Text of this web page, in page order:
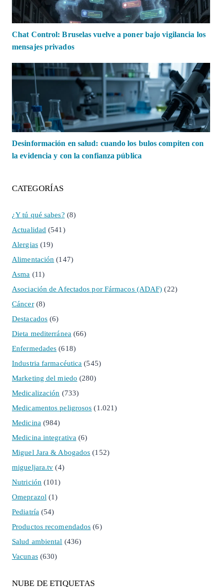
Chat Control: Bruselas vuelve a poner bajo vigilancia los
mensajes privados
Desinformación en salud: cuando los bulos compiten con
la evidencia y con la confianza pública
CATEGORÍAS
¿Y tú qué sabes? (8)
Actualidad (541)
Alergias(19)
Alimentación (147)
Asma (11)
Asociación de Afectados por Fármacos (ADAF) (22)
Cáncer(8)
Destacados (6)
Dieta mediterránea (66)
Enfermedades (618)
Industria farmacéutica (545)
Marketing del miedo (280)
Medicalización (733)
Medicamentos peligrosos (1.021)
Medicina (984)
Medicina integrativa (6)
Miguel Jara & Abogados (152)
migueljara.tv (4)
Nutrición (101)
Omeprazol (1)
Pediatría (54)
Productos recomendados (6)
Salud ambiental (436)
Vacunas(630)
NUBE DE ETIQUETAS